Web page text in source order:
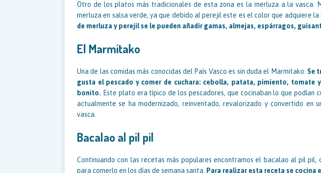
Otro de los platos más tradicionales de esta zona es la merluza a la vasca.
merluza en salsa verde, ya que debido al perejil este es el color que adquiere
de merluza y perejil se le pueden añadir gamas, almejas, espárragos,
El Marmitako
Una de las comidas más conocidas del País Vasco es sin duda el Marmitako. Se
gusta el pescado y comer de cuchara: cebolla, patata, pimiento, tomate
bonito. Este plato era típico de los pescadores, que cocinaban lo que podían
actualmente se ha modernizado, reinventado, revalorizado y convertido en
vasca.
Bacalao al pil pil
Continuando con las recetas más populares encontramos el bacalao al pil
para comerlo en los días de semana santa.
Para realizar esta receta se